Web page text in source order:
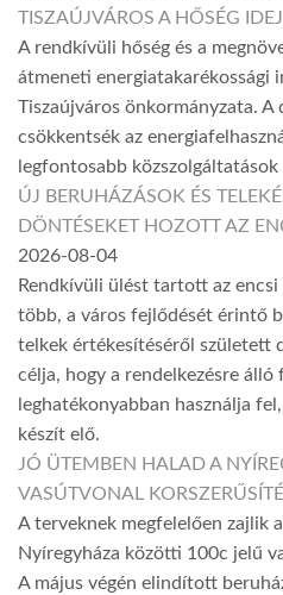
TISZAÚJVÁROS A HŐSÉG
A rendkívüli hőség és a
átmeneti energiatakarékossági
Tiszaújváros önkormányzata. A
csökkentsék az
legfontosabb
ÚJ BERUHÁZÁSOK ÉS
DÖNTÉSEKET HOZOTT AZ
2026-08-04
Rendkívüli ülést tartott az
több, a város fejlődését érintő
telkek értékesítéséről született
célja, hogy a rendelkezésre
leghatékonyabban használja
készít elő.
JÓ ÜTEMBEN HALAD A
VASÚTVONAL
A terveknek megfelelően zajlik
Nyíregyháza közötti 100c jelű
A május végén elindított